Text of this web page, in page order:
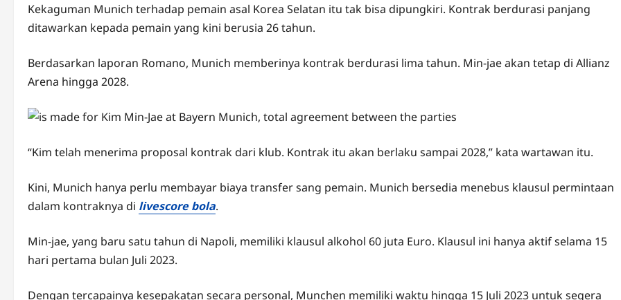
Kekaguman Munich terhadap pemain asal Korea Selatan itu tak bisa dipungkiri. Kontrak berdurasi panjang
ditawarkan kepada pemain yang kini berusia 26 tahun.
Berdasarkan laporan Romano, Munich memberinya kontrak berdurasi lima tahun. Min-jae akan tetap di Allianz
Arena hingga 2028.
“Kim telah menerima proposal kontrak dari klub. Kontrak itu akan berlaku sampai 2028,” kata wartawan itu.
Kini, Munich hanya perlu membayar biaya transfer sang pemain. Munich bersedia menebus klausul permintaan
dalam kontraknya di livescore bola.
Min-jae, yang baru satu tahun di Napoli, memiliki klausul alkohol 60 juta Euro. Klausul ini hanya aktif selama 15
hari pertama bulan Juli 2023.
Dengan tercapainya kesepakatan secara personal, Munchen memiliki waktu hingga 15 Juli 2023 untuk segera